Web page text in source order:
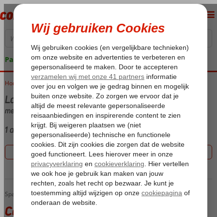
Pakketgarantie
Home Vakantie reizen
Last minute Fuerteventura
met Vakantiewoning
1 aanbiedingen
Filter 1 aanbiedingen
Home Canarische Eilanden Fuerteventura Caleta de Fuste
Cay Beach Caleta
Cay Beach Caleta